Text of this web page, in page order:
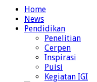
Home
News
Pendidikan
Penelitian
Cerpen
Inspirasi
Puisi
Kegiatan IGI